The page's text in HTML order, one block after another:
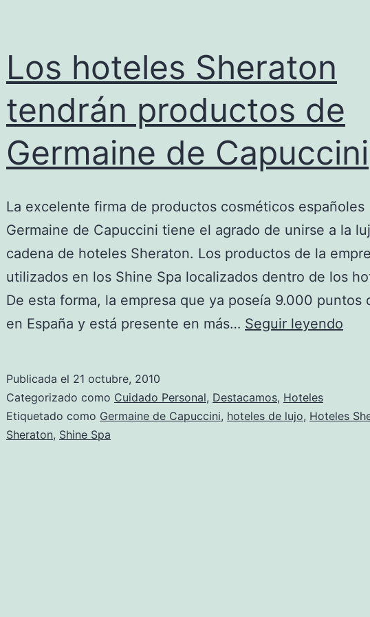
Los hoteles Sheraton
tendrán productos de
Germaine de Capuccini
La excelente firma de productos cosméticos españoles
Germaine de Capuccini tiene el agrado de unirse a la
cadena de hoteles Sheraton. Los productos de la
utilizados en los Shine Spa localizados dentro de los
De esta forma, la empresa que ya poseía 9.000 puntos
en España y está presente en más… Seguir leyendo
Publicada el 21 octubre, 2010
Categorizado como Cuidado Personal, Destacamos, Hoteles
Etiquetado como Germaine de Capuccini, hoteles de lujo, Hoteles
Sheraton, Shine Spa